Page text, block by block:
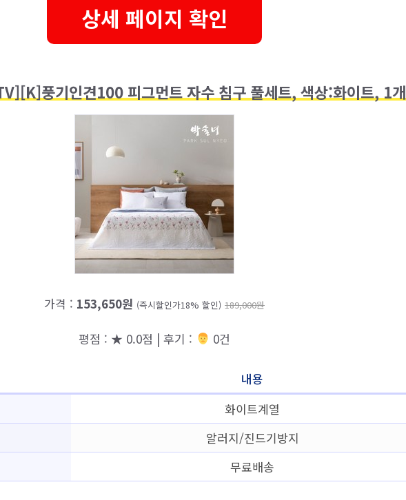
상세 페이지 확인
풍기인견100 피그먼트 자수 침구 풀세트, 색상:화이트, 1개
가격 : 153,650원 (즉시할인가18% 할인) 189,000원
평점 : ★ 0.0점 | 후기 : ‍‍ 0건
내용
화이트계열
알러지/진드기방지
무료배송